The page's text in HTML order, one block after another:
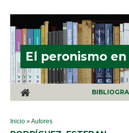
El peronismo
SE ENCUENTRA USTED AQUÍ
Inicio »Autores